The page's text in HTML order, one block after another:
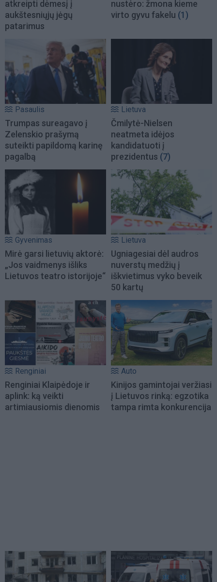
atkreipti dėmesį į
aukštesniųjų jėgų
patarimus
nustėro: žmona kieme
virto gyvu fakelu (1)
Pasaulis
Trumpas sureagavo į
Zelenskio prašymą
suteikti papildomą karinę
pagalbą
Lietuva
Čmilytė-Nielsen
neatmeta idėjos
kandidatuoti į
prezidentus (7)
Gyvenimas
Mirė garsi lietuvių aktorė:
„Jos vaidmenys išliks
Lietuvos teatro istorijoje“
Lietuva
Ugniagesiai dėl audros
nuverstų medžių į
iškvietimus vyko beveik
50 kartų
Renginiai
Renginiai Klaipėdoje ir
aplink: ką veikti
artimiausiomis dienomis
Auto
Kinijos gamintojai veržiasi
į Lietuvos rinką: egzotika
tampa rimta konkurencija